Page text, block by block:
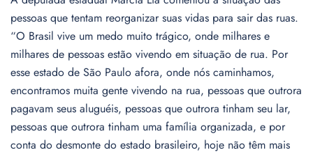
pessoas que tentam reorganizar suas vidas para sair das ruas.
“O Brasil vive um medo muito trágico, onde milhares e
milhares de pessoas estão vivendo em situação de rua. Por
esse estado de São Paulo afora, onde nós caminhamos,
encontramos muita gente vivendo na rua, pessoas que outrora
pagavam seus aluguéis, pessoas que outrora tinham seu lar,
pessoas que outrora tinham uma família organizada, e por
conta do desmonte do estado brasileiro, hoje não têm mais